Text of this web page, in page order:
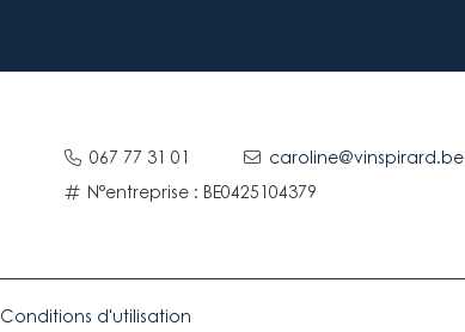
067 77 31 01
caroline@vinspirard.be
N°entreprise : BE0425104379
Conditions d'utilisation